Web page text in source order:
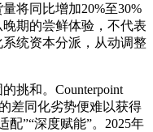
将同比增加20%至30%
期的尝鲜体验，不代表
统资本分派，从动调整
和。Counterpoint
差同化劣势便难以获得
配”“深度赋能”。2025年